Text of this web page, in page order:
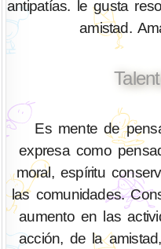
antipatías. le gusta
amistad.
Es mente de
expresa como
moral, espíritu
las comunidades.
aumento en las
acción, de la